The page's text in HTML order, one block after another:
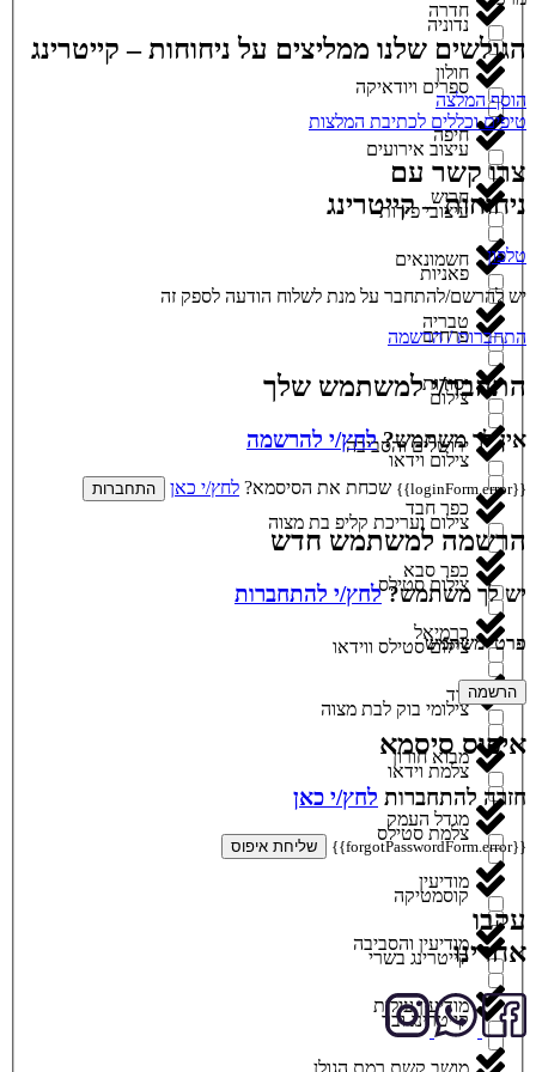
נדוניה
ספרים ויודאיקה
עיצוב אירועים
עיצובי פירות
פאניות
פרחים
צילום
צילום וידאו
צילום ועריכת קליפ בת מצוה
צילום סטילס
צילום סטילס ווידאו
צילומי בוק לבת מצוה
צלמת וידאו
צלמת סטילס
קוסמטיקה
קייטרינג בשרי
קייטרינג ובר
חדרה
חולון
חיפה
חריש
חשמונאים
טבריה
יסודות
ירושלים והסביבה
כפר חבד
כפר סבא
כרמיאל
לוד
מבוא חורון
מגדל העמק
מודיעין
מודיעין והסביבה
מודיעין עילית
הגולשים שלנו ממליצים על ניחוחות – קייטרינג
הוסף המלצה
טיפים וכללים לכתיבת המלצות
צרו קשר עם
ניחוחות – קייטרינג
טלפון
יש להרשם/להתחבר על מנת לשלוח הודעה לספק זה
התחברות / הרשמה
התחבר/י למשתמש שלך
אין לך משתמש?לחץ/י להרשמה
{{loginForm.error}} שכחת את הסיסמא? לחץ/י כאן התחברות
הרשמה למשתמש חדש
יש לך משתמש?לחץ/י להתחברות
פרטי משתמש
הרשמה
איפוס סיסמא
חזרה להתחברות לחץ/י כאן
{{forgotPasswordForm.error}} שליחת איפוס
עקבו
אחרינו